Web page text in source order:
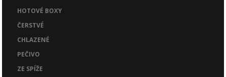
HOTOVÉ BOXY
ČERSTVÉ
CHLAZENÉ
PEČIVO
ZE SPÍŽE